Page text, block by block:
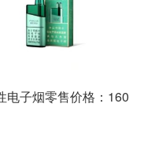
电子烟零售价格：160